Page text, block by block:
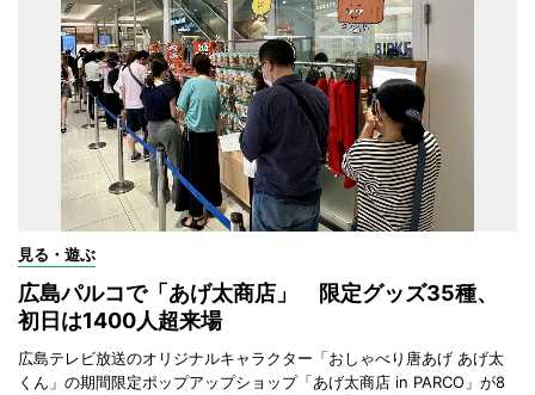
見る・遊ぶ
広島パルコで「あげ太商店」 限定グッズ35種、
初日は1400人超来場
広島テレビ放送のオリジナルキャラクター「おしゃべり唐あげ あげ太
くん」の期間限定ポップアップショップ「あげ太商店 in PARCO」が8